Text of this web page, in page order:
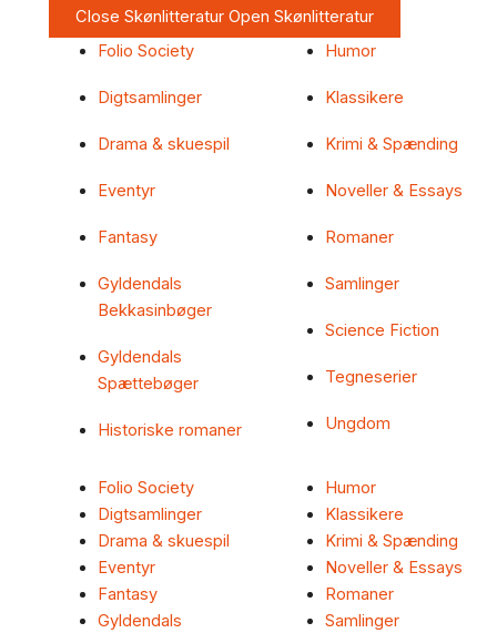
Close Skønlitteratur Open Skønlitteratur
Folio Society
Digtsamlinger
Drama & skuespil
Eventyr
Fantasy
Gyldendals
Bekkasinbøger
Gyldendals
Spættebøger
Historiske romaner
Humor
Klassikere
Krimi & Spænding
Noveller & Essays
Romaner
Samlinger
Science Fiction
Tegneserier
Ungdom
Folio Society
Digtsamlinger
Drama & skuespil
Eventyr
Fantasy
Gyldendals
Humor
Klassikere
Krimi & Spænding
Noveller & Essays
Romaner
Samlinger